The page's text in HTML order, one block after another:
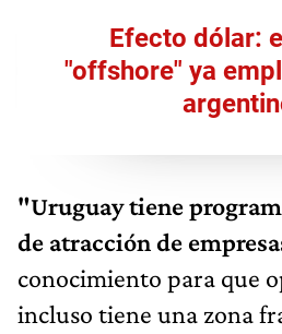
Efecto dólar:
"offshore" ya
"Uruguay tiene
de atracción de
conocimiento para que
incluso tiene una zona